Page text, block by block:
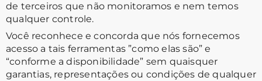
de terceiros que não monitoramos e nem temos
qualquer controle.
Você reconhece e concorda que nós fornecemos
acesso a tais ferramentas ”como elas são” e
“conforme a disponibilidade” sem quaisquer
garantias, representações ou condições de qualquer